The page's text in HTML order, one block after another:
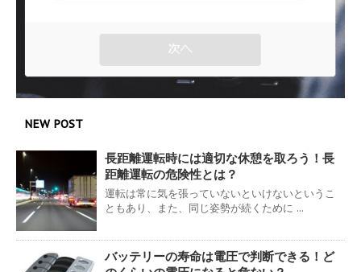
NEW POST
長距離運転時には適切な休憩を取ろう！長
距離運転の危険性とは？
運転は常に気を張っていないといけないというこ
ともあり、また、同じ姿勢が続くために ...
バッテリーの寿命は電圧で判断できる！ど